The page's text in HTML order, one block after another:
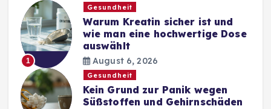
1
Gesundheit
Warum Kreatin sicher ist und
wie man eine hochwertige Dose
auswählt
August 6, 2026
Gesundheit
Kein Grund zur Panik wegen
Süßstoffen und Gehirnschäden